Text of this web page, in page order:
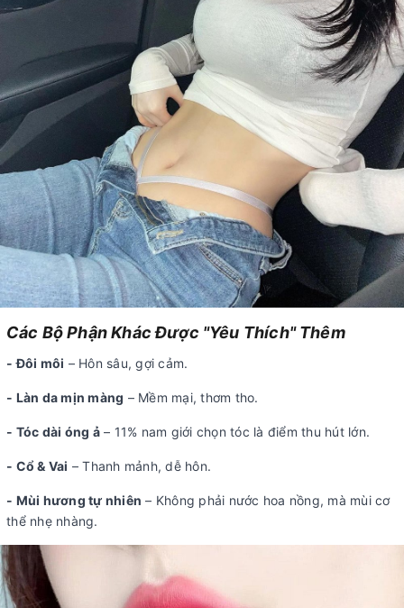
Các Bộ Phận Khác Được "Yêu Thích" Thêm
- Đôi môi – Hôn sâu, gợi cảm.
- Làn da mịn màng – Mềm mại, thơm tho.
- Tóc dài óng ả– 11% nam giới chọn tóc là điểm thu hút lớn.
- Cổ & Vai – Thanh mảnh, dễ hôn.
- Mùi hương tự nhiên – Không phải nước hoa nồng, mà mùi cơ
thể nhẹ nhàng.